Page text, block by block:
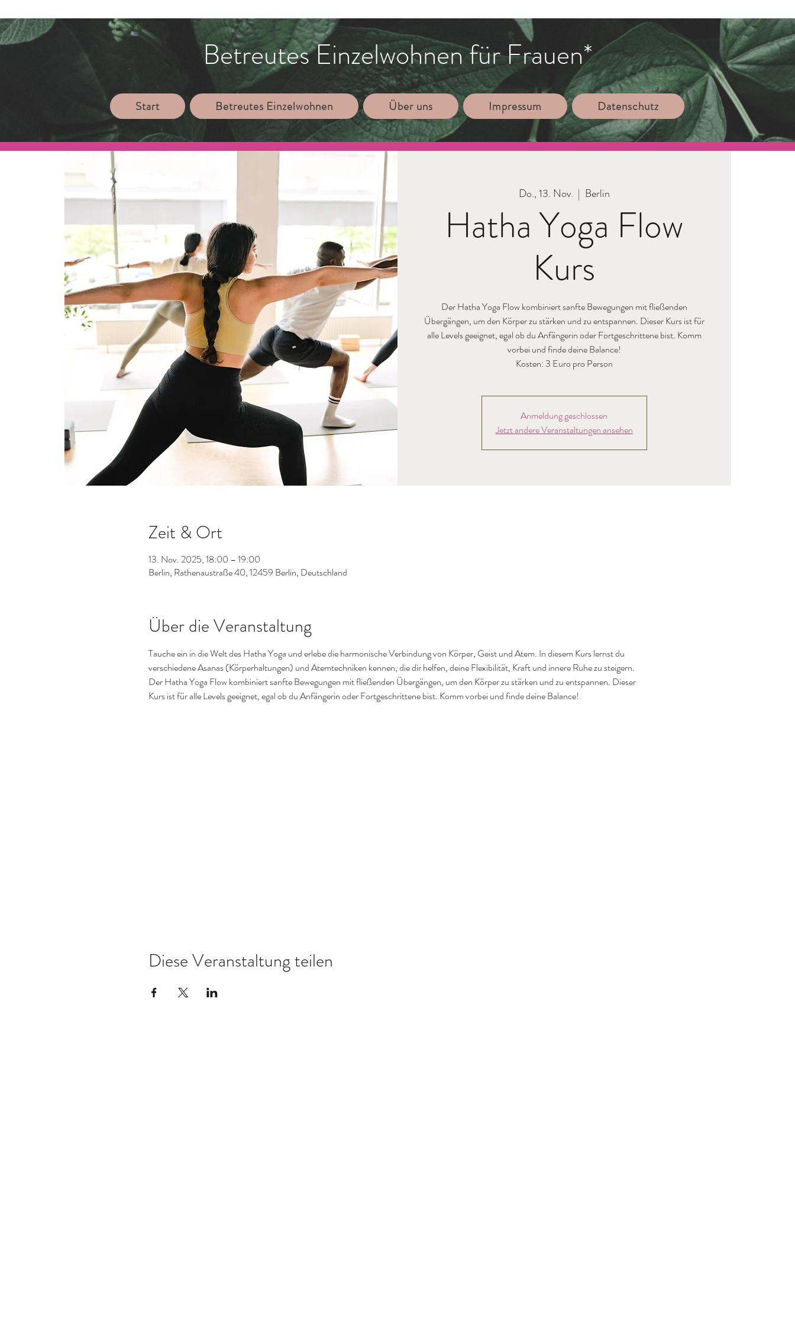
Betreutes Einzelwohnen für Frauen*
Start Betreutes Einzelwohnen Über uns Impressum Datenschutz
Do., 13. Nov.
  |
Berlin
Hatha Yoga Flow
Kurs
Der Hatha Yoga Flow kombiniert sanfte Bewegungen mit fließenden
Übergängen, um den Körper zu stärken und zu entspannen. Dieser Kurs ist für
alle Levels geeignet, egal ob du Anfängerin oder Fortgeschrittene bist. Komm
vorbei und finde deine Balance!
Kosten: 3 Euro pro Person
Anmeldung geschlossen
Jetzt andere Veranstaltungen ansehen
Zeit & Ort
13. Nov. 2025, 18:00 – 19:00
Berlin, Rathenaustraße 40, 12459 Berlin, Deutschland
Über die Veranstaltung
Tauche ein in die Welt des Hatha Yoga und erlebe die harmonische Verbindung von Körper, Geist und Atem. In diesem Kurs lernst du
verschiedene Asanas (Körperhaltungen) und Atemtechniken kennen, die dir helfen, deine Flexibilität, Kraft und innere Ruhe zu steigern.
Der Hatha Yoga Flow kombiniert sanfte Bewegungen mit fließenden Übergängen, um den Körper zu stärken und zu entspannen. Dieser
Kurs ist für alle Levels geeignet, egal ob du Anfängerin oder Fortgeschrittene bist. Komm vorbei und finde deine Balance!
Diese Veranstaltung teilen